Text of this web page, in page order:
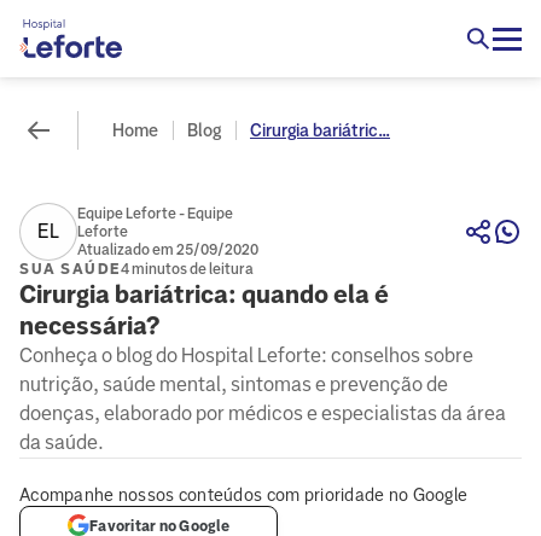
Home Blog Cirurgia bariátric...
EL
Equipe Leforte - Equipe
Leforte
Atualizado em 25/09/2020
SUA SAÚDE4 minutos de leitura
Cirurgia bariátrica: quando ela é
necessária?
Conheça o blog do Hospital Leforte: conselhos sobre
nutrição, saúde mental, sintomas e prevenção de
doenças, elaborado por médicos e especialistas da área
da saúde.
Acompanhe nossos conteúdos com prioridade no Google
Favoritar no Google